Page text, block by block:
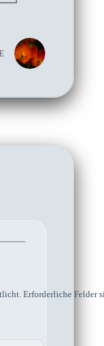
Erforderliche Felder